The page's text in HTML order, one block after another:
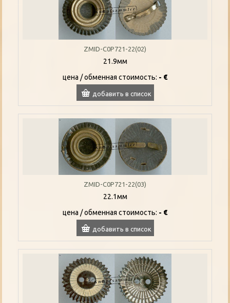
ZMID-C0P721-22(02)
21.9мм
цена / oбменная стоимость: - €
добавить в список
ZMID-C0P721-22(03)
22.1мм
цена / oбменная стоимость: - €
добавить в список